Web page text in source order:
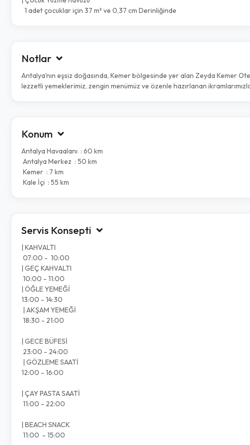
1 adet çocuklar için 37 m² ve 0,37 cm Derinliğinde
Notlar
Antalya’nın eşsiz doğasında, Kemer bölgesinde yer alan Zeyda Kemer
lezzetli yemeklerimiz, zengin menümüz ve özenle hazırlanan
Konum
Antalya Havaalanı : 60 km
Antalya Merkez : 50 km
Kemer : 7 km
Kale İçi : 55 km
Servis Konsepti
| KAHVALTI
07:00 - 10:00
| GEÇ KAHVALTI
10:00 - 11:00
| ÖĞLE YEMEĞİ
13:00 - 14:30
| AKŞAM YEMEĞİ
18:30 - 21:00
| GECE BÜFESİ
23:00 - 24:00
| GÖZLEME SAATİ
12:00 - 16:00
| ÇAY PASTA SAATİ
11:00 - 22:00
| BEACH SNACK
11:00 - 15:00